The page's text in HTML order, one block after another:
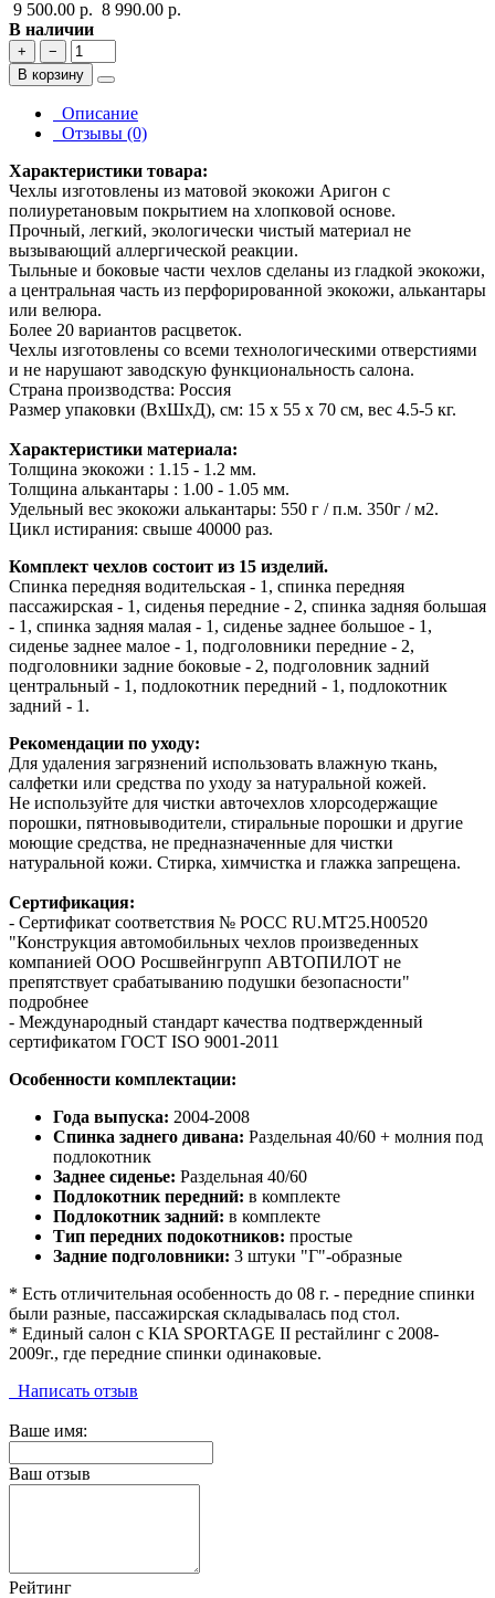
9 500.00 р. 8 990.00 р.
В наличии
+
−
В корзину
Описание
Отзывы (0)
Характеристики товара:
Чехлы изготовлены из матовой экокожи Аригон с
полиуретановым покрытием на хлопковой основе.
Прочный, легкий, экологически чистый материал не
вызывающий аллергической реакции.
Тыльные и боковые части чехлов сделаны из гладкой экокожи,
а центральная часть из перфорированной экокожи, алькантары
или велюра.
Более 20 вариантов расцветок.
Чехлы изготовлены со всеми технологическими отверстиями
и не нарушают заводскую функциональность салона.
Страна производства: Россия
Размер упаковки (ВхШхД), см: 15 x 55 x 70 см, вес 4.5-5 кг.
Характеристики материала:
Толщина экокожи : 1.15 - 1.2 мм.
Толщина алькантары : 1.00 - 1.05 мм.
Удельный вес экокожи алькантары: 550 г / п.м. 350г / м2.
Цикл истирания: свыше 40000 раз.
Комплект чехлов состоит из 15 изделий.
Спинка передняя водительская - 1, спинка передняя
пассажирская - 1, сиденья передние - 2, спинка задняя большая
- 1, спинка задняя малая - 1, сиденье заднее большое - 1,
сиденье заднее малое - 1, подголовники передние - 2,
подголовники задние боковые - 2, подголовник задний
центральный - 1, подлокотник передний - 1, подлокотник
задний - 1.
Рекомендации по уходу:
Для удаления загрязнений использовать влажную ткань,
салфетки или средства по уходу за натуральной кожей.
Не используйте для чистки авточехлов хлорсодержащие
порошки, пятновыводители, стиральные порошки и другие
моющие средства, не предназначенные для чистки
натуральной кожи. Стирка, химчистка и глажка запрещена.
Сертификация:
- Сертификат соответствия № РОСС RU.МТ25.Н00520
"Конструкция автомобильных чехлов произведенных
компанией ООО Росшвейнгрупп АВТОПИЛОТ не
препятствует срабатыванию подушки безопасности"
подробнее
- Международный стандарт качества подтвержденный
сертификатом ГОСТ ISO 9001-2011
Особенности комплектации:
Года выпуска: 2004-2008
Спинка заднего дивана: Раздельная 40/60 + молния под
подлокотник
Заднее сиденье: Раздельная 40/60
Подлокотник передний: в комплекте
Подлокотник задний: в комплекте
Тип передних подокотников: простые
Задние подголовники: 3 штуки "Г"-образные
* Есть отличительная особенность до 08 г. - передние спинки
были разные, пассажирская складывалась под стол.
* Единый салон с KIA SPORTAGE II рестайлинг с 2008-
2009г., где передние спинки одинаковые.
Написать отзыв
Ваше имя:
Ваш отзыв
Рейтинг